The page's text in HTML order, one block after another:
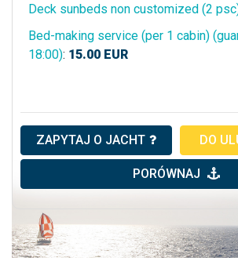
Deck sunbeds non customized (2
Bed-making service (per 1 cabin)
18:00): 15.00 EUR
ZAPYTAJ O JACHT DO
PORÓWNAJ